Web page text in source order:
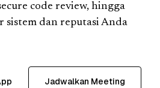
code review, hingga
sistem dan reputasi Anda
Jadwalkan Meeting